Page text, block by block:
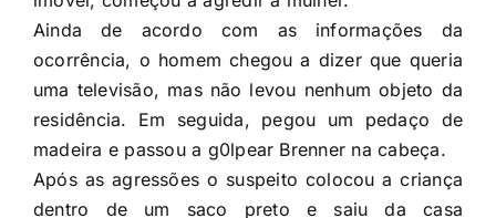
Ainda de acordo com as informações da
ocorrência, o homem chegou a dizer que queria
uma televisão, mas não levou nenhum objeto da
residência. Em seguida, pegou um pedaço de
madeira e passou a g0lpear Brenner na cabeça.
Após as agressões o suspeito colocou a criança
dentro de um saco preto e saiu da casa